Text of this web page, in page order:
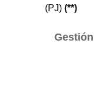
(PJ) (**)
Gestión